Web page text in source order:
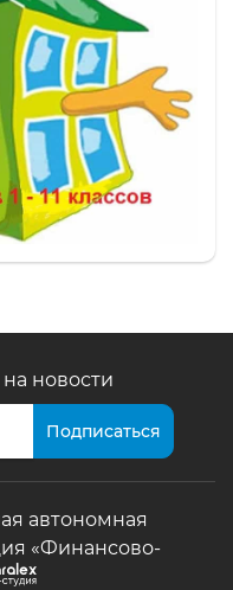
новости
автономная
«Финансово-